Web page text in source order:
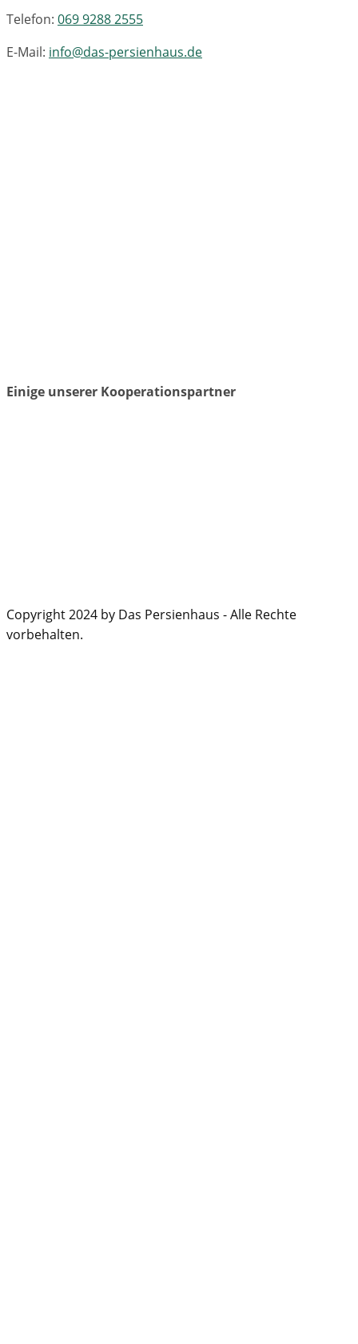
Telefon: 069 9288 2555
E-Mail: info@das-persienhaus.de
Einige unserer Kooperationspartner
Copyright 2024 by Das Persienhaus - Alle Rechte
vorbehalten.